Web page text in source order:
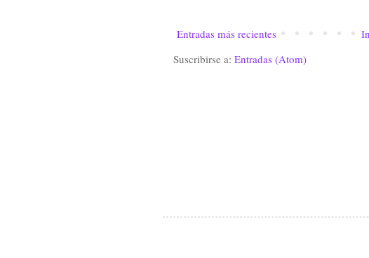
Entradas más recientes
Suscribirse a: Entradas (Atom)